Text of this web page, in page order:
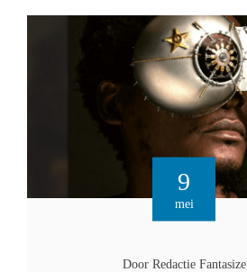
9
mei
Door Redactie Fantasize